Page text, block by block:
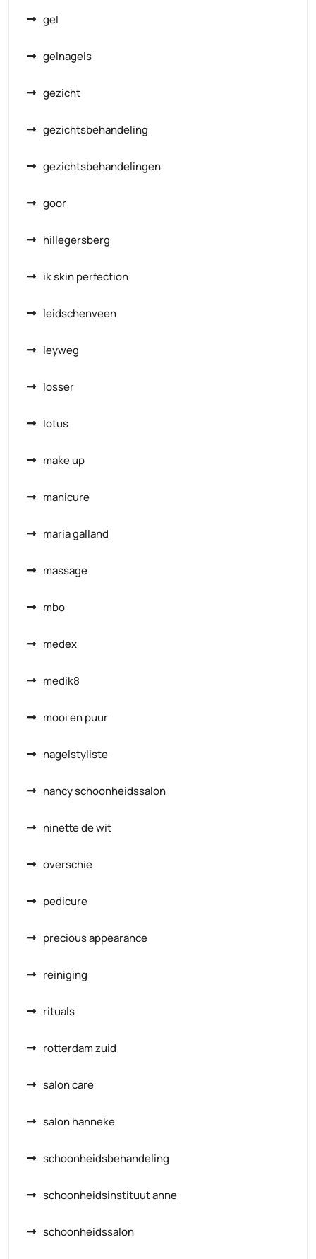
gel
gelnagels
gezicht
gezichtsbehandeling
gezichtsbehandelingen
goor
hillegersberg
ik skin perfection
leidschenveen
leyweg
losser
lotus
make up
manicure
maria galland
massage
mbo
medex
medik8
mooi en puur
nagelstyliste
nancy schoonheidssalon
ninette de wit
overschie
pedicure
precious appearance
reiniging
rituals
rotterdam zuid
salon care
salon hanneke
schoonheidsbehandeling
schoonheidsinstituut anne
schoonheidssalon